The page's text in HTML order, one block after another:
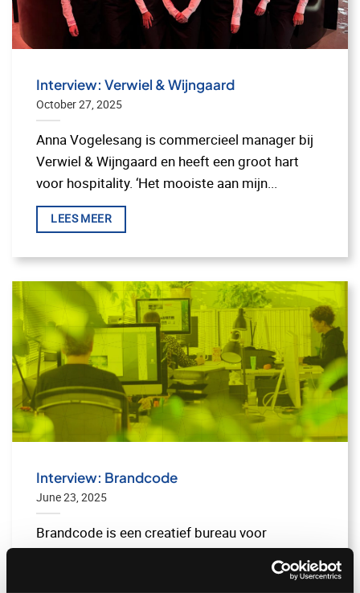
Interview: Verwiel & Wijngaard
October 27, 2025
Anna Vogelesang is commercieel manager bij
Verwiel & Wijngaard en heeft een groot hart
voor hospitality. ‘Het mooiste aan mijn...
LEES MEER
Interview: Brandcode
June 23, 2025
Brandcode is een creatief bureau voor
merkidentiteit en beleving, met een sterke